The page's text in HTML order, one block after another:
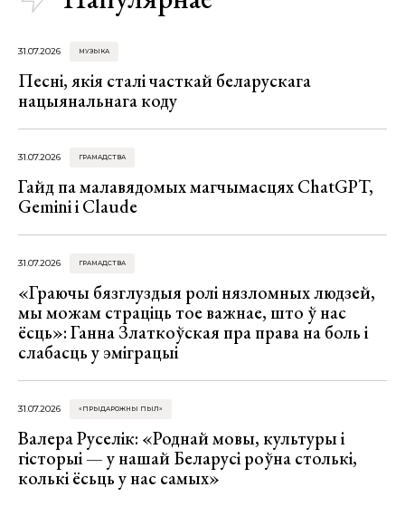
31.07.2026 МУЗЫКА
Песні, якія сталі часткай беларускага
нацыянальнага коду
31.07.2026 ГРАМАДСТВА
Гайд па малавядомых магчымасцях ChatGPT,
Gemini і Claude
31.07.2026 ГРАМАДСТВА
«Граючы бязглуздыя ролі нязломных людзей,
мы можам страціць тое важнае, што ў нас
ёсць»: Ганна Златкоўская пра права на боль і
слабасць у эміграцыі
31.07.2026 «ПРЫДАРОЖНЫ ПЫЛ»
Валера Руселік: «Роднай мовы, культуры і
гісторыі — у нашай Беларусі роўна столькі,
колькі ёсьць у нас самых»